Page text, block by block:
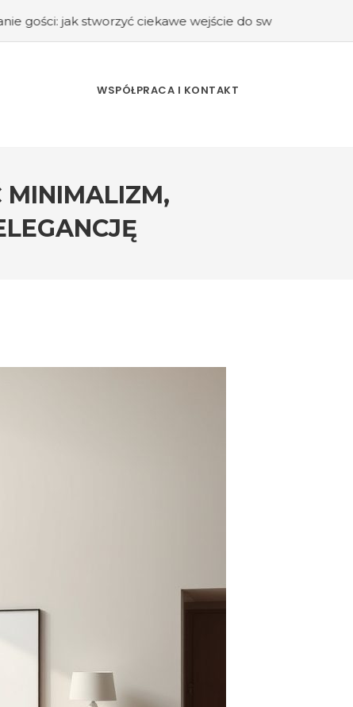
ciekawe wejście do swojego domu?
WSPÓŁPRACA I KONTAKT
MINIMALIZM,